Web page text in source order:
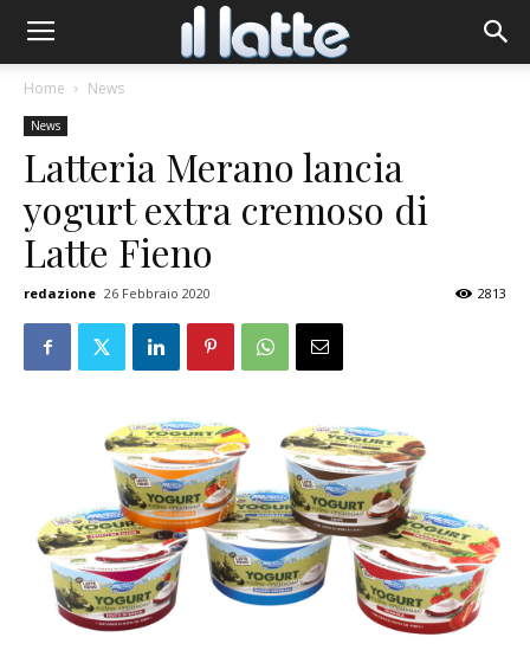
Home News
News
Latteria Merano lancia
yogurt extra cremoso di
Latte Fieno
redazione 26 Febbraio 2020 2813